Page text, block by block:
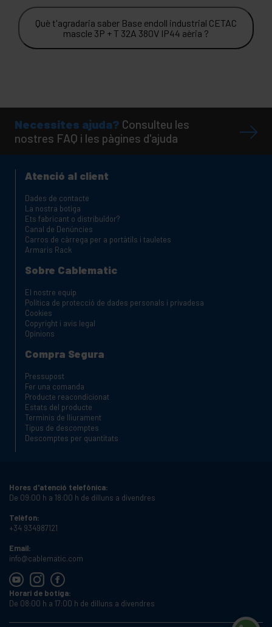
Què t'agradaria saber Base endoll industrial CETAC
mascle 3P + T 32A 380V IP44 aèria ?
Necessites ajuda? Consulteu les
nostres FAQ i les pàgines d'ajuda
Atenció al client
Dades de contacte
La nostra botiga
Ets fabricant o distribuïdor?
Canal de Denúncies
Carros de càrrega per a portàtils i tauletes
Armaris Rack
Sobre Cablematic
El nostre equip
Política de protecció de dades personals i privadesa
Cookies
Copyright i avis legal
Opinions
Compra Segura
Pressupost
Fer una comanda
Producte reacondicionat
Estats del producte
Terminis de lliurament
Tipus de descomptes
Descomptes per quantitats
Hores d'atenció telefònica:
De 09:00 h a 18:00 h de dilluns a divendres
Telèfon:
+34 934987121
Email:
info@cablematic.com
Horari de botiga:
De 08:00 h a 17:00 h de dilluns a divendres